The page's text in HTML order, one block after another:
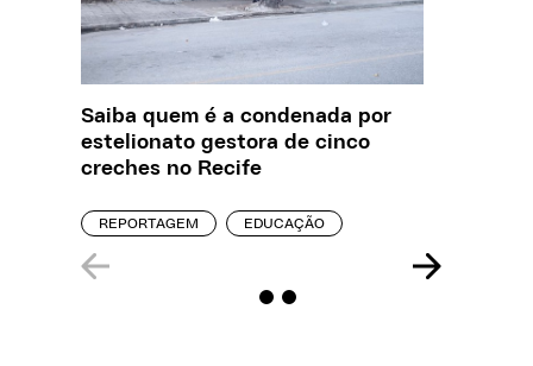
Saiba quem é a condenada por
estelionato gestora de cinco
creches no Recife
REPORTAGEM EDUCAÇÃO